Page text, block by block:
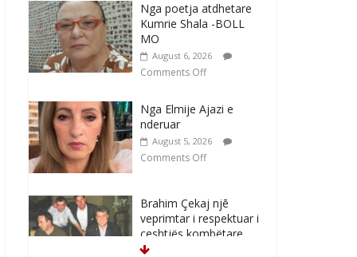
Nga poetja atdhetare
Kumrie Shala -BOLL
MO
August 6, 2026
Comments Off
Nga Elmije Ajazi e
nderuar
August 5, 2026
Comments Off
Brahim Çekaj njē
veprimtar i respektuar i
çeshtjës kombëtare